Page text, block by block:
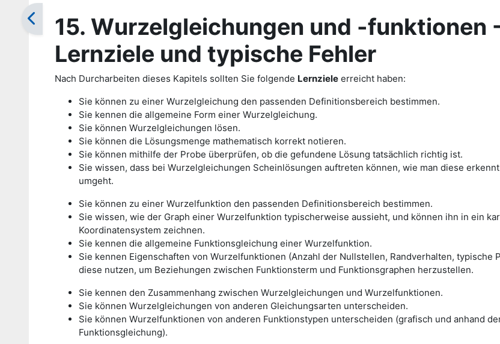
15. Wurzelgleichungen und -funktionen
Lernziele und typische Fehler
Nach Durcharbeiten dieses Kapitels sollten Sie folgende Lernziele erreicht haben:
Sie können zu einer Wurzelgleichung den passenden Definitionsbereich bestimmen.
Sie kennen die allgemeine Form einer Wurzelgleichung.
Sie können Wurzelgleichungen lösen.
Sie können die Lösungsmenge mathematisch korrekt notieren.
Sie können mithilfe der Probe überprüfen, ob die gefundene Lösung tatsächlich richtig ist.
Sie wissen, dass bei Wurzelgleichungen Scheinlösungen auftreten können, wie man diese
umgeht.
Sie können zu einer Wurzelfunktion den passenden Definitionsbereich bestimmen.
Sie wissen, wie der Graph einer Wurzelfunktion typischerweise aussieht, und können ihn in ein
Koordinatensystem zeichnen.
Sie kennen die allgemeine Funktionsgleichung einer Wurzelfunktion.
Sie kennen Eigenschaften von Wurzelfunktionen (Anzahl der Nullstellen, Randverhalten, typische
diese nutzen, um Beziehungen zwischen Funktionsterm und Funktionsgraphen herzustellen.
Sie kennen den Zusammenhang zwischen Wurzelgleichungen und Wurzelfunktionen.
Sie können Wurzelgleichungen von anderen Gleichungsarten unterscheiden.
Sie können Wurzelfunktionen von anderen Funktionstypen unterscheiden (grafisch und anhand
Funktionsgleichung).